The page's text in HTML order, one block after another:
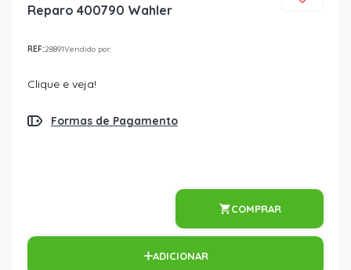
Reparo 400790 Wahler
REF:28891Vendido por:
Clique e veja!
Formas de Pagamento
COMPRAR
ADICIONAR